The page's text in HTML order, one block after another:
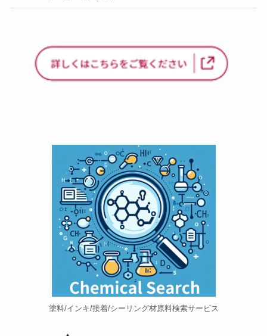
塗料/インキ/接着/シーリング材原料検索サービス